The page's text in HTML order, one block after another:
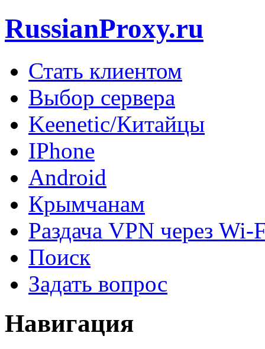
RussianProxy.ru
Стать клиентом
Выбор сервера
Keenetic/Китайцы
IPhone
Android
Крымчанам
Раздача VPN через Wi-
Поиск
Задать вопрос
Навигация